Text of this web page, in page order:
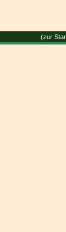
(zur